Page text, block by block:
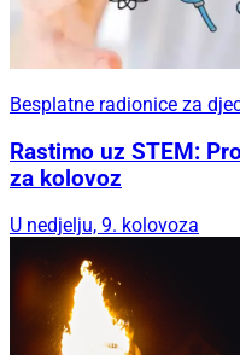
Besplatne radionice za
Rastimo uz STEM:
za kolovoz
U nedjelju, 9. kolovoza